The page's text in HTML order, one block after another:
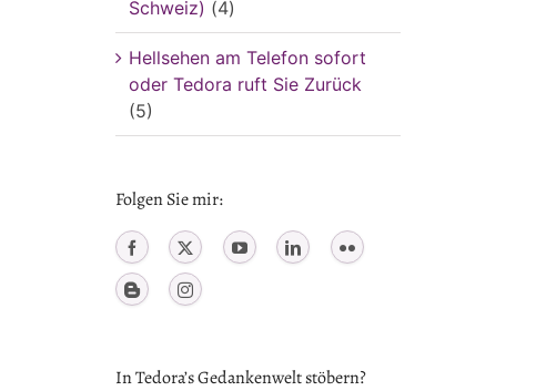
Schweiz) (4)
Hellsehen am Telefon sofort
oder Tedora ruft Sie Zurück
(5)
Folgen Sie mir:
In Tedora’s Gedankenwelt stöbern?